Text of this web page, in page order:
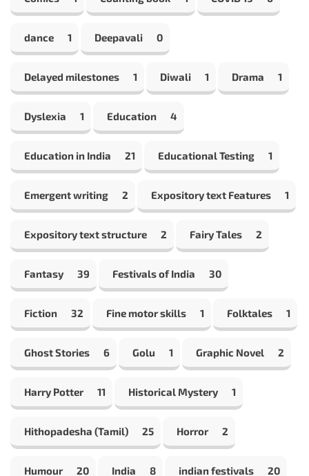
dance 1 Deepavali 0
Delayed milestones 1 Diwali 1 Drama 1
Dyslexia 1 Education 4
Education in India 21 Educational Testing 1
Emergent writing 2 Expository text Features 1
Expository text structure 2 Fairy Tales 2
Fantasy 39 Festivals of India 30
Fiction 32 Fine motor skills 1 Folktales 1
Ghost Stories 6 Golu 1 Graphic Novel 2
Harry Potter 11 Historical Mystery 1
Hithopadesha (Tamil) 25 Horror 2
Humour 20 India 8 indian festivals 20